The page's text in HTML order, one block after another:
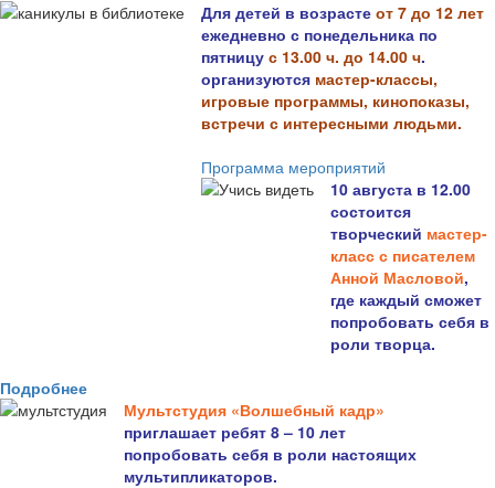
Для детей в возрасте от 7 до 12 лет
ежедневно с понедельника по
пятницу с 13.00 ч. до 14.00 ч.
организуются мастер-классы,
игровые программы, кинопоказы,
встречи с интересными людьми.
Программа мероприятий
10 августа в 12.00
состоится
творческий мастер-
класс с писателем
Анной Масловой,
где каждый сможет
попробовать себя в
роли творца.
Подробнее
Мультстудия «Волшебный кадр»
приглашает ребят 8 – 10 лет
попробовать себя в роли настоящих
мультипликаторов.